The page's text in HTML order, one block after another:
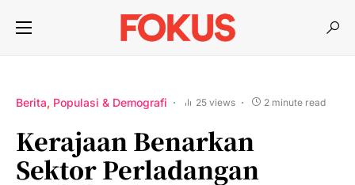
Berita Populasi & Demografi 25 views 2 minute read
Kerajaan Benarkan
Sektor Perladangan